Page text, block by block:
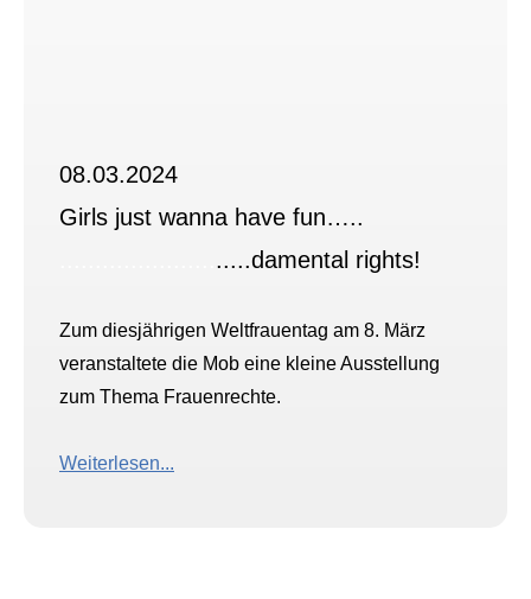
08.03.2024
Girls just wanna have fun…..
.....damental rights!
Zum diesjährigen Weltfrauentag am 8. März
veranstaltete die Mob eine kleine Ausstellung
zum Thema Frauenrechte.
Weiterlesen...